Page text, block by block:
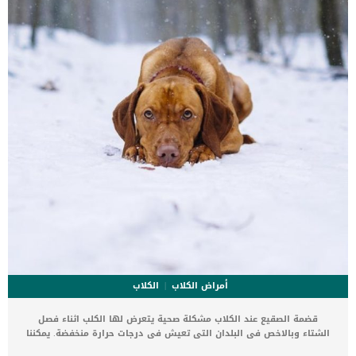
الطاقة _صعوبة في التنفس _ تضخم البطن _الأقدام […]
أمراض الكلاب
الكلاب
قضمة الصقيع عند الكلاب مشكلة صحية يتعرض لها الكلب اثناء فصل
الشتاء وبالاخص فى البلدان التى تعيش فى درجات حرارة منخفضة. يمكننا